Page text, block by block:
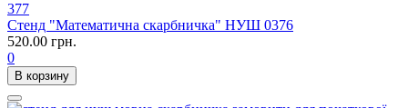
Стенд "Математична скарбничка" НУШ 0376
520.00 грн.
0
В корзину